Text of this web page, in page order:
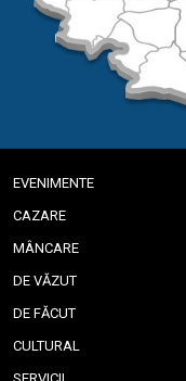
EVENIMENTE
CAZARE
MÂNCARE
DE VĂZUT
DE FĂCUT
CULTURAL